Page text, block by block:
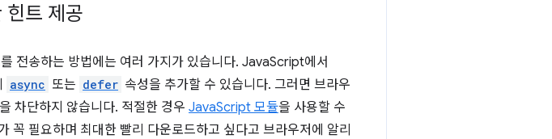
힌트 제공
전송하는 방법에는 여러 가지가 있습니다. JavaScript에서
async 또는 defer 속성을 추가할 수 있습니다. 그러면 브라우
차단하지 않습니다. 적절한 경우 JavaScript 모듈을 사용할 수
꼭 필요하며 최대한 빨리 다운로드하고 싶다고 브라우저에 알리